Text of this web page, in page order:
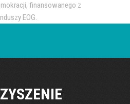
finansowanego z
EOG.